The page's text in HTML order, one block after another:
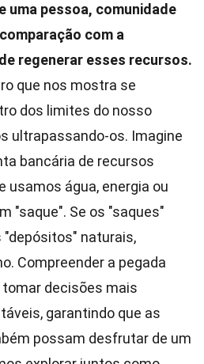
uma pessoa, comunidade
com a
regenerar esses recursos.
que nos mostra se
dos limites do nosso
ultrapassando-os. Imagine
bancária de recursos
usamos água, energia ou
"saque". Se os "saques"
naturais,
Compreender a pegada
decisões mais
garantindo que as
possam desfrutar de um